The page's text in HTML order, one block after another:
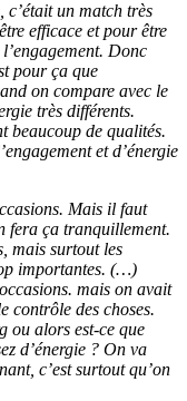
c’était un match très
efficace et pour être
Donc
pour ça que
on compare avec le
très différents.
beaucoup de qualités.
et d’énergie
Mais il faut
fera ça tranquillement.
mais surtout les
importantes. (…)
mais on avait
contrôle des choses.
ou alors est-ce que
d’énergie ? On va
c’est surtout qu’on